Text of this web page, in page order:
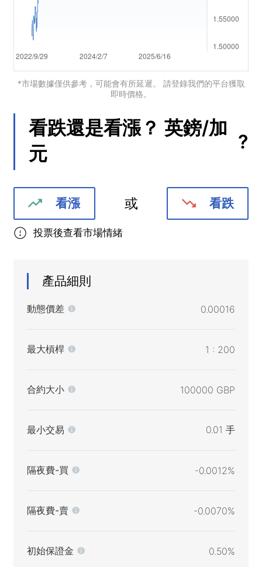
*市場數據僅供參考，可能會有所延遲。 請登錄我們的平台獲取
即時價格。
看跌還是看漲？英鎊/加
元
?
看漲 或 看跌
投票後查看市場情緒
產品細則
動態價差 0.00016
最大槓桿 1 : 200
合約大小 100000 GBP
最小交易 0.01 手
隔夜費-買 -0.0012%
隔夜費-賣 -0.0070%
初始保證金 0.50%